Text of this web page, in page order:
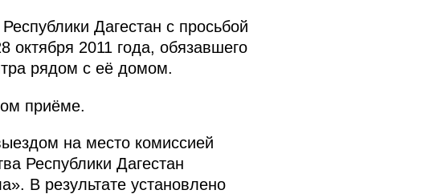
Дагестан с просьбой
октября 2011 года, обязавшего
рядом с её домом.
приёме.
на место комиссией
Республики Дагестан
В результате установлено